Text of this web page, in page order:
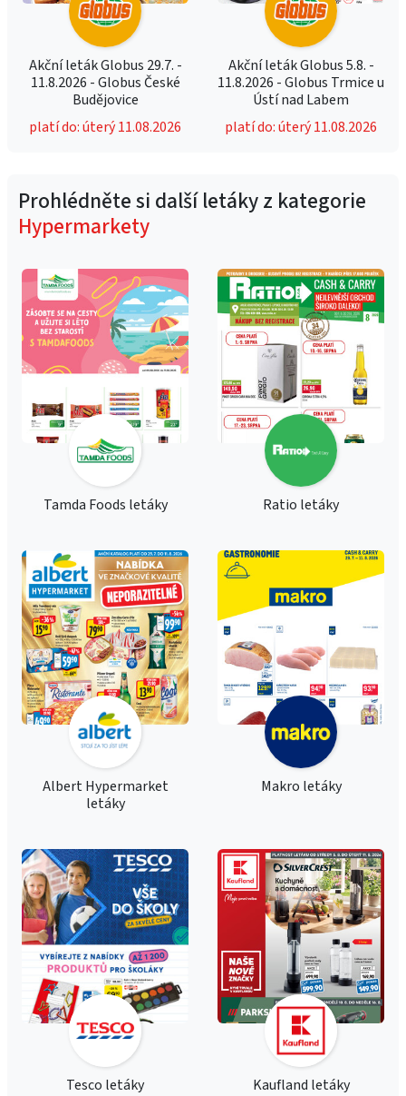
Akční leták Globus 29.7. -
11.8.2026 - Globus České
Budějovice
platí do: úterý 11.08.2026
Akční leták Globus 5.8. -
11.8.2026 - Globus Trmice u
Ústí nad Labem
platí do: úterý 11.08.2026
Prohlédněte si další letáky z kategorie
Hypermarkety
Tamda Foods letáky Ratio letáky
Albert Hypermarket
letáky
Makro letáky
Tesco letáky Kaufland letáky